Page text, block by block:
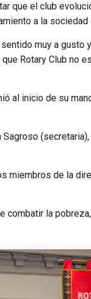
que el club
a la sociedad
muy a
Rotary Club no
al inicio de su
miembros de la
combatir la